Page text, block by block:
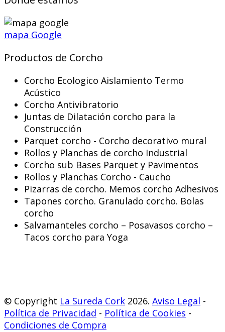
mapa Google
Productos de Corcho
Corcho Ecologico Aislamiento Termo
Acústico
Corcho Antivibratorio
Juntas de Dilatación corcho para la
Construcción
Parquet corcho - Corcho decorativo mural
Rollos y Planchas de corcho Industrial
Corcho sub Bases Parquet y Pavimentos
Rollos y Planchas Corcho - Caucho
Pizarras de corcho. Memos corcho Adhesivos
Tapones corcho. Granulado corcho. Bolas
corcho
Salvamanteles corcho – Posavasos corcho –
Tacos corcho para Yoga
© Copyright La Sureda Cork 2026. Aviso Legal -
Política de Privacidad - Política de Cookies -
Condiciones de Compra